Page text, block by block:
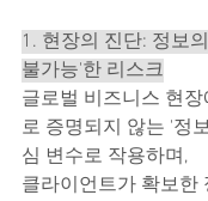
1. 현장의 진단: 정보
불가능'한 리스크
글로벌 비즈니스 현
로 증명되지 않는 '정
심 변수로 작용하며,
클라이언트가 확보한